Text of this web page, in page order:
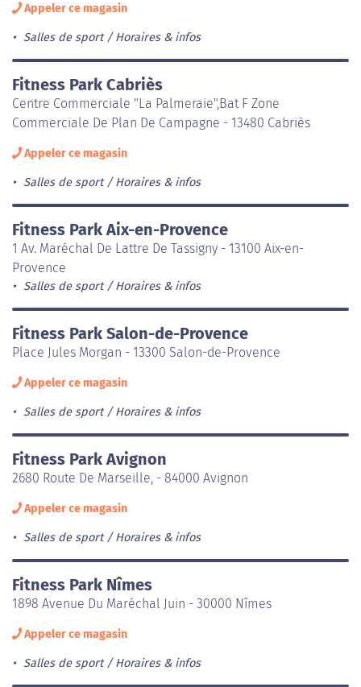
Appeler ce magasin
Salles de sport Horaires & infos
Fitness Park Cabriès
Centre Commerciale "La Palmeraie",Bat F Zone
Commerciale De Plan De Campagne - 13480 Cabriès
Appeler ce magasin
Salles de sport Horaires & infos
Fitness Park Aix-en-Provence
1 Av. Maréchal De Lattre De Tassigny - 13100 Aix-en-
Provence
Salles de sport Horaires & infos
Fitness Park Salon-de-Provence
Place Jules Morgan - 13300 Salon-de-Provence
Appeler ce magasin
Salles de sport Horaires & infos
Fitness Park Avignon
2680 Route De Marseille, - 84000 Avignon
Appeler ce magasin
Salles de sport Horaires & infos
Fitness Park Nîmes
1898 Avenue Du Maréchal Juin - 30000 Nîmes
Appeler ce magasin
Salles de sport Horaires & infos